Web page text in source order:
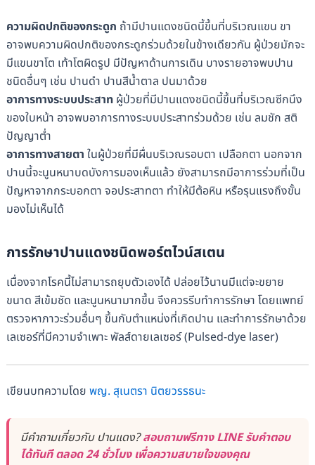
ความผิดปกติของกระดูก ถ้ามีปานแดงชนิดนี้ขึ้นที่บริเวณแขน ขา
อาจพบความผิดปกติของกระดูกร่วมด้วยในข้างเดียวกัน ผู้ป่วยมักจะ
มีแขนขาโต เท้าโตผิดรูป มีปัญหาด้านการเดิน บางรายอาจพบปาน
ชนิดอื่นๆ เช่น ปานดำ ปานสีน้ำตาล ปนมาด้วย
อาการทางระบบประสาทผู้ป่วยที่มีปานแดงชนิดนี้ขึ้นที่บริเวณซีกนึง
ของใบหน้า อาจพบอาการทางระบบประสาทร่วมด้วย เช่น ลมชัก สติ
ปัญญาต่ำ
อาการทางสายตา ในผู้ป่วยที่มีผื่นบริเวณรอบตา เปลือกตา นอกจาก
ปานนี้จะนูนหนาบดบังการมองเห็นแล้ว ยังสามารถมีอาการร่วมที่เป็น
ปัญหาจากกระบอกตา จอประสาทตา ทำให้มีต้อหิน หรือรุนแรงถึงขั้น
มองไม่เห็นได้
การรักษาปานแดงชนิดพอร์ตไวน์สเตน
เนื่องจากโรคนี้ไม่สามารถยุบตัวเองได้ ปล่อยไว้นานมีแต่จะขยาย
ขนาด สีเข้มชัด และนูนหนามากขึ้น จึงควรรีบทำการรักษา โดยแพทย์
ตรวจหาภาวะร่วมอื่นๆ ขึ้นกับตำแหน่งที่เกิดปาน และทำการรักษาด้วย
เลเซอร์ที่มีความจำเพาะ พัลส์ดายเลเซอร์ (Pulsed-dye laser)
เขียนบทความโดย พญ. สุเนตรา นิตยวรรธนะ
มีคำถามเกี่ยวกับ ปานแดง?สอบถามฟรีทาง LINE รับคำตอบ
ได้ทันที ตลอด 24 ชั่วโมง เพื่อความสบายใจของคุณ